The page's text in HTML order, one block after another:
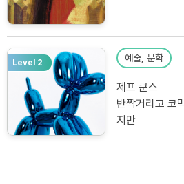
Level 2 예술, 문학
제프 쿤스
반짝거리고 코
지만